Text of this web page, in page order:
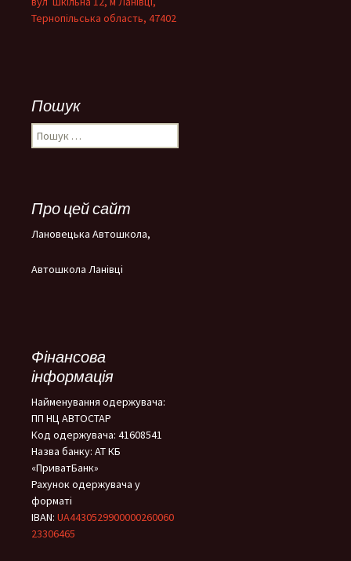
Тернопільська область, 47402
Пошук
Пошук:
Про цей сайт
Лановецька Автошкола,
Автошкола Ланівці
Фінансова
інформація
Найменування одержувача:
ПП НЦ АВТОСТАР
Код одержувача: 41608541
Назва банку: АТ КБ
«ПриватБанк»
Рахунок одержувача у
форматі
IBAN: UA4430529900000260060
23306465